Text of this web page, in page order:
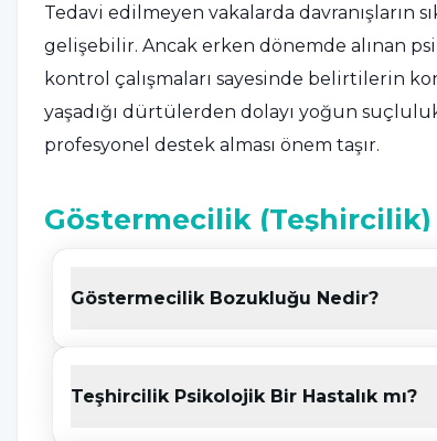
Tedavi edilmeyen vakalarda davranışların
gelişebilir. Ancak erken dönemde alınan
kontrol çalışmaları sayesinde belirtilerin
yaşadığı dürtülerden dolayı yoğun
profesyonel destek alması önem taşır.
Göstermecilik (Teşhircilik)
gösterme yönünde yoğun cinsel dürtü
bireylerde yalnızca düşünce ve fantezi
göstermesinden cinsel haz alabilir.
Göstermecilik Bozukluğu Nedir?
Teşhircilik Psikolojik Bir Hastalık mı?